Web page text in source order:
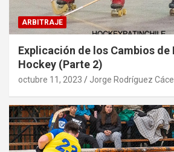
ARBITRAJE
Explicación de los Cambios de
Hockey (Parte 2)
octubre 11, 2023 Jorge Rodríguez